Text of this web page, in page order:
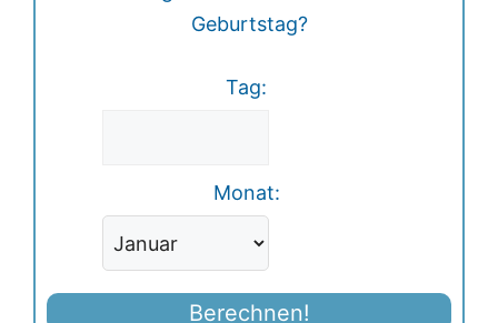
Geburtstag?
Tag:
Monat:
Berechnen!